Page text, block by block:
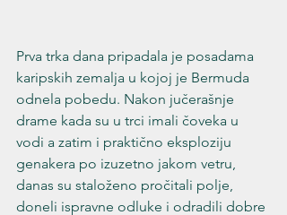
Prva trka dana pripadala je posadama
karipskih zemalja u kojoj je Bermuda
odnela pobedu. Nakon jučerašnje
drame kada su u trci imali čoveka u
vodi a zatim i praktično eksploziju
genakera po izuzetno jakom vetru,
danas su staloženo pročitali polje,
doneli ispravne odluke i odradili dobre